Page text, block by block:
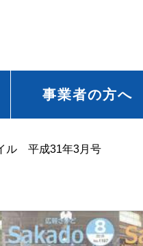
事業者の方へ
ル 平成31年3月号